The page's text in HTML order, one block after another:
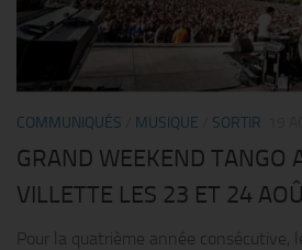
COMMUNIQUÉS MUSIQUE SORTIR
GRAND WEEKEND TANGO
VILLETTE LES 23 ET 24
Pour la quatrième année consécutive,